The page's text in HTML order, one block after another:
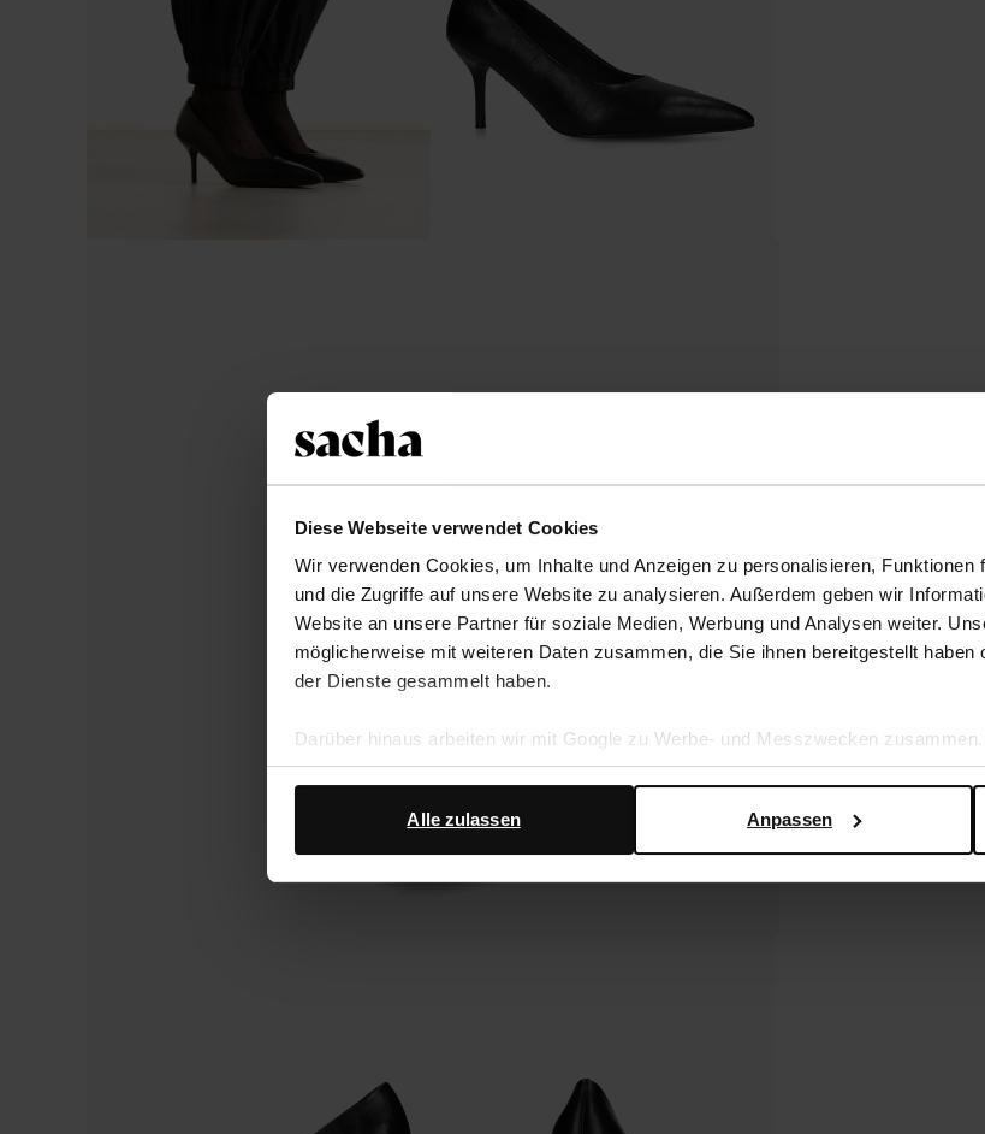
Diese Webseite verwendet Cookies
Wir verwenden Cookies, um Inhalte und Anzeigen zu personalisieren,
und die Zugriffe auf unsere Website zu analysieren. Außerdem geben wir
Website an unsere Partner für soziale Medien, Werbung und Analysen weiter.
möglicherweise mit weiteren Daten zusammen, die Sie ihnen bereitgestellt
der Dienste gesammelt haben.
Darüber hinaus arbeiten wir mit Google zu Werbe- und Messzwecken
Google Ihre personenbezogenen Daten verwendet, finden Sie auf derSeite zur
Anpassen
Alle zulassen